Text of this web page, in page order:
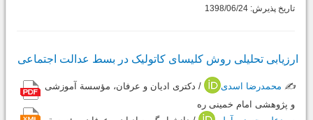
تاریخ پذیرش: 1398/06/24
ارزیابی تحلیلی روش کلیسای کاتولیک در بسط عدالت اجتماعی
✍️ محمدرضا اسدی
/ دکتری ادیان و عرفان، مؤسسة آموزشی
و پژوهشی امام خمینی ره